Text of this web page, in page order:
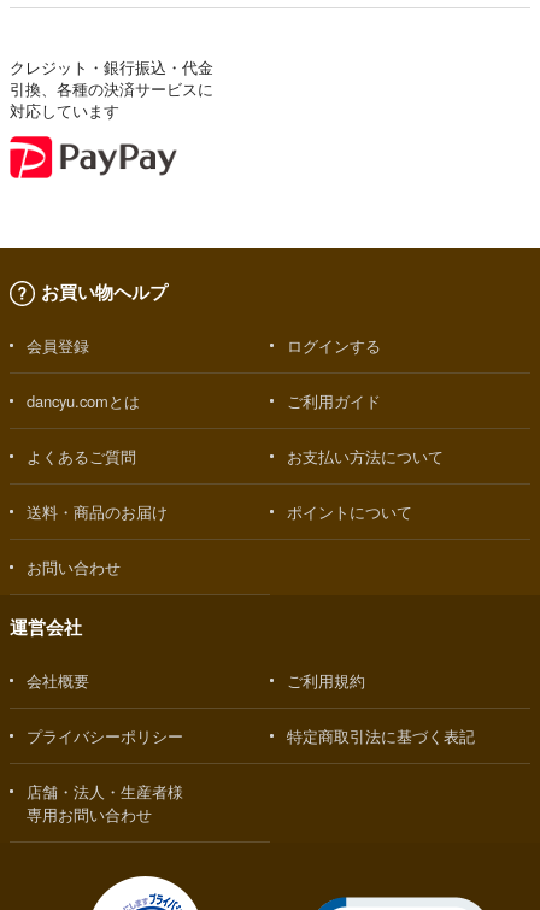
クレジット・銀行振込・代金
引換、各種の決済サービスに
対応しています
お買い物ヘルプ
会員登録 ログインする
dancyu.comとは ご利用ガイド
よくあるご質問 お支払い方法について
送料・商品のお届け ポイントについて
お問い合わせ
運営会社
会社概要 ご利用規約
プライバシーポリシー 特定商取引法に基づく表記
店舗・法人・生産者様
専用お問い合わせ